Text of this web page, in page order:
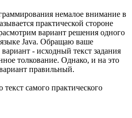
немалое внимание в
практической стороне
вариант решения одного
языке Java. Обращаю ваше
- исходный текст задания
толкование. Однако, и на это
правильный.
самого практического